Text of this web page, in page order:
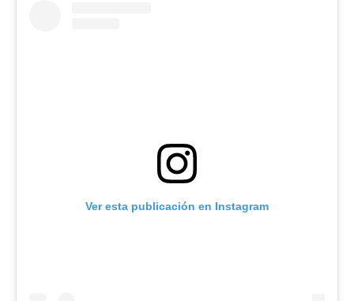
Ver esta publicación en Instagram